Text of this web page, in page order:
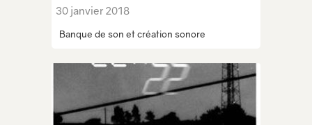
30 janvier 2018
Banque de son et création sonore